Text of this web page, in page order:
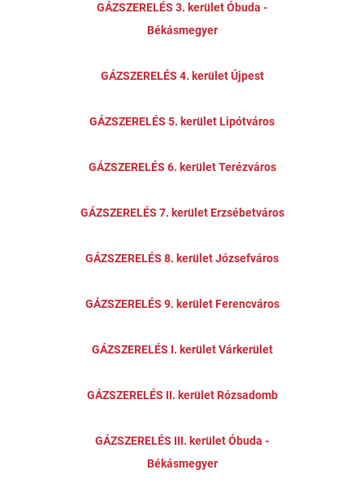
GÁZSZERELÉS 3. kerület Óbuda -
Békásmegyer
GÁZSZERELÉS 4. kerület Újpest
GÁZSZERELÉS 5. kerület Lipótváros
GÁZSZERELÉS 6. kerület Terézváros
GÁZSZERELÉS 7. kerület Erzsébetváros
GÁZSZERELÉS 8. kerület Józsefváros
GÁZSZERELÉS 9. kerület Ferencváros
GÁZSZERELÉS I. kerület Várkerület
GÁZSZERELÉS II. kerület Rózsadomb
GÁZSZERELÉS III. kerület Óbuda -
Békásmegyer